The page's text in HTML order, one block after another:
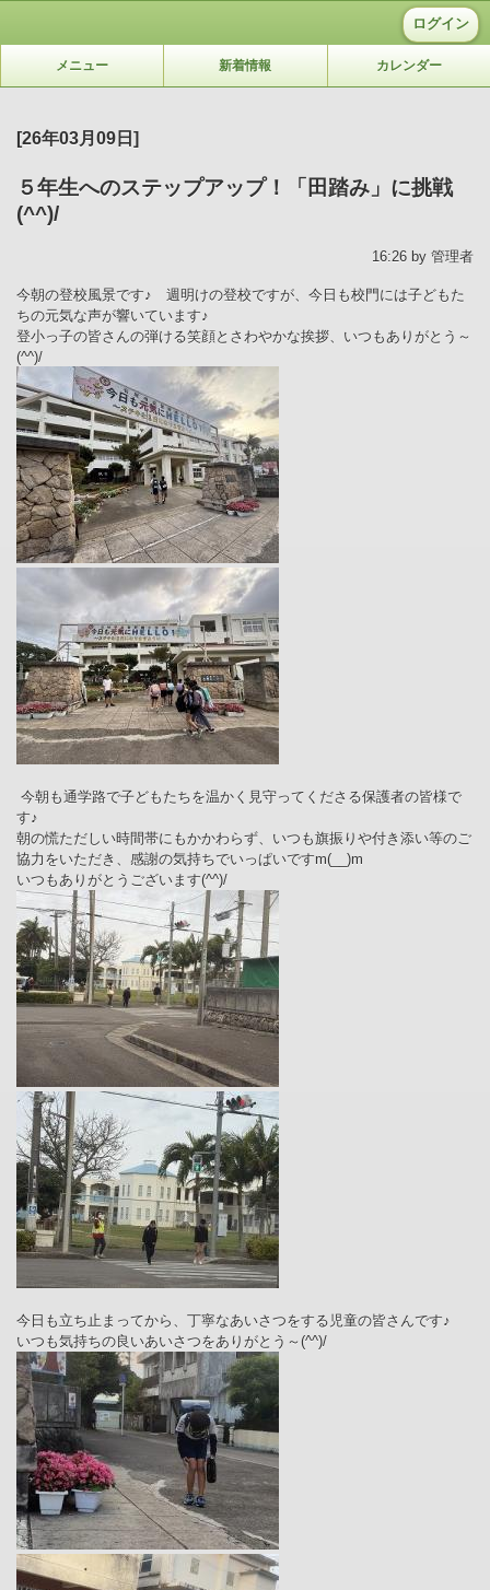
ログイン
メニュー 新着情報 カレンダー
[26年03月09日]
５年生へのステップアップ！「田踏み」に挑戦
(^^)/
16:26 by 管理者
今朝の登校風景です♪ 週明けの登校ですが、今日 も校門には子どもた
ちの元気な声が響いています♪
登小っ子の皆さんの弾ける笑顔とさわやかな挨拶、いつもありがとう～
(^^)/
今朝も通学路で子どもたちを温かく見守ってくださる保護者の皆様で
す♪
朝の慌ただしい時間帯にもかかわらず、いつも旗振りや付き添い等のご
協力をいただき、感謝の気持ちでいっぱいですm(__)m
いつもありがとうございます(^^)/
今日も立ち止まってから、丁寧なあいさつをする児童の皆さんです♪
いつも気持ちの良いあいさつをありがとう～ (^^)/